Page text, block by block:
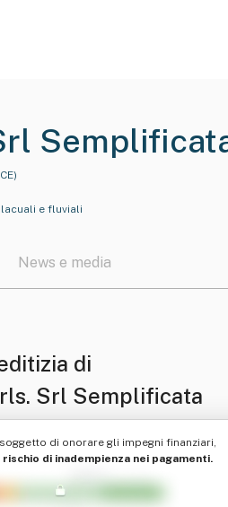
e fluviali
News e media
di
Srl Semplificata
di onorare gli impegni finanziari,
di inadempienza nei pagamenti.